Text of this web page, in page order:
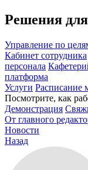
Решения для
Управление по
Кабинет сотрудника
персонала
платформа
Услуги Расписание
Посмотрите, как
Демонстрация
От главного
Новости
Назад